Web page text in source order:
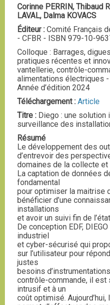
Corinne PERRIN, Thibaud
LAVAL, Dalma KOVACS
Éditeur : Comité Français
- CFBR - ISBN 979-10-
Colloque : Barrages,
pratiques récentes et
vantellerie, contrôle-
alimentations électriques
Année d’édition 2024
Téléchargement : Article
Titre : Diego : une solution
surveillance des
Résumé
Le développement des
d’entrevoir des
domaines de la collecte
La captation de données
fondamental
pour optimiser la maitrise
bénéficier d’une
installations
et avoir un suivi fin de
De conception EDF,
industriel
et cyber-sécurisé qui
sur l’utilisateur pour
justes
besoins
contrôle-commande, il est
intrusif et à un
coût optimisé. Aujourd’hui,